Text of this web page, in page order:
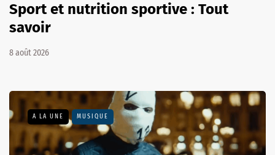
Sport et nutrition sportive : Tout
savoir
8 août 2026
A LA UNE MUSIQUE